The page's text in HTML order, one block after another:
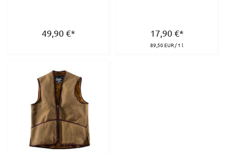
49,90€* 17,90€*
89,50 EUR / 1 l